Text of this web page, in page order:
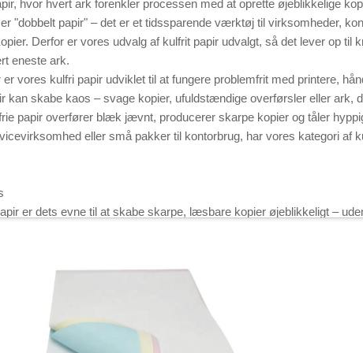
hvor hvert ark forenkler processen med at oprette øjeblikkelige
"dobbelt papir" – det er et tidssparende værktøj til virksomheder,
Derfor er vores udvalg af kulfrit papir udvalgt, så det lever op til
eneste ark.
vores kulfri papir udviklet til at fungere problemfrit med printere,
skabe kaos – svage kopier, ufuldstændige overførsler eller ark,
papir overfører blæk jævnt, producerer skarpe kopier og tåler
eller små pakker til kontorbrug, har vores kategori af
er dets evne til at skabe skarpe, læsbare kopier øjeblikkeligt –
en permanent, klar kopi.
producerer flere kopier på én gang – ideel til fakturaer
og kundekopi). I modsætning til traditionel kolked papir er der
originalen. Med vores kolkfri papir sparer du tid ved manuel